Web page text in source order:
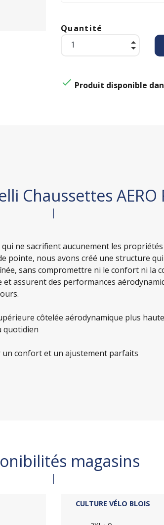
Quantité
 Produit disponible
Chaussettes AERO
ne sacrifient aucunement les
pointe, nous avons créé une structure
sans compromettre ni le confort ni la
assurent des performances
côtelée aérodynamique plus haute
quotidien
un confort et un ajustement parfaits
magasins
CULTURE VÉLO BLOIS